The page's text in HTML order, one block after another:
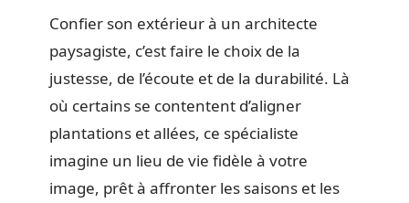
Confier son extérieur à un architecte
paysagiste, c’est faire le choix de la
justesse, de l’écoute et de la durabilité. Là
où certains se contentent d’aligner
plantations et allées, ce spécialiste
imagine un lieu de vie fidèle à votre
image, prêt à affronter les saisons et les